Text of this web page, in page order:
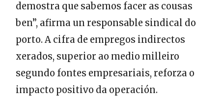
demostra que sabemos facer as cousas
ben”, afirma un responsable sindical do
porto. A cifra de empregos indirectos
xerados, superior ao medio milleiro
segundo fontes empresariais, reforza o
impacto positivo da operación.